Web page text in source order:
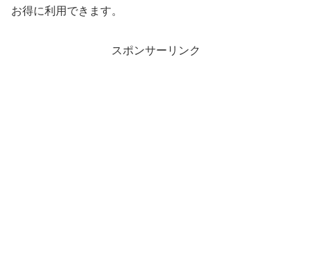
お得に利用できます。
スポンサーリンク